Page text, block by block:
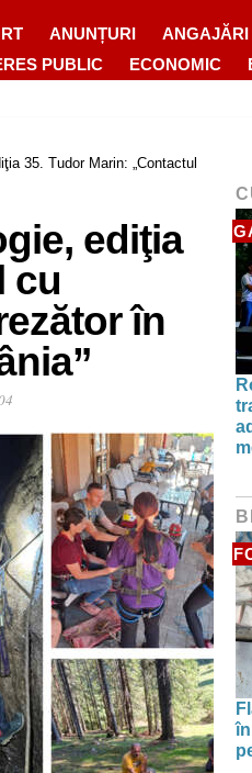
ANUNȚURI ANGAJĂRI
PUBLIC ECONOMIC
35. Tudor Marin: „Contactul
ediţia
cu
în